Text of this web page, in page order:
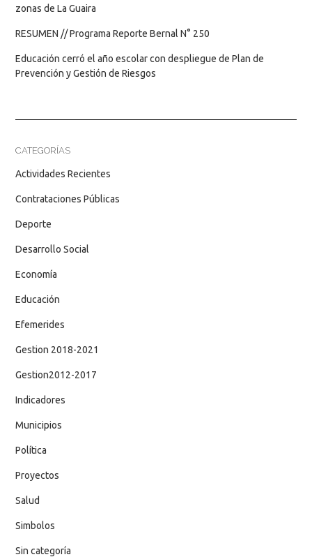
zonas de La Guaira
RESUMEN // Programa Reporte Bernal N° 250
Educación cerró el año escolar con despliegue de Plan de
Prevención y Gestión de Riesgos
CATEGORÍAS
Actividades Recientes
Contrataciones Públicas
Deporte
Desarrollo Social
Economía
Educación
Efemerides
Gestion 2018-2021
Gestion2012-2017
Indicadores
Municipios
Política
Proyectos
Salud
Simbolos
Sin categoría